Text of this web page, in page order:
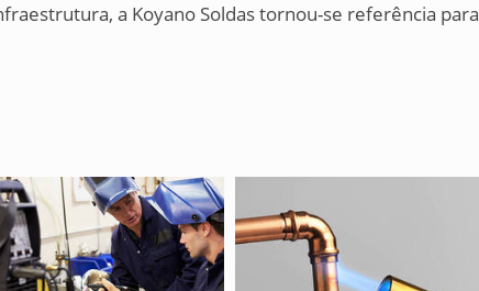
a Koyano Soldas tornou-se referência para